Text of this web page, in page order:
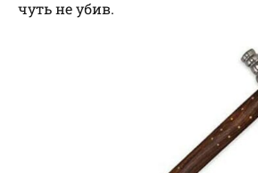
чуть не убив.